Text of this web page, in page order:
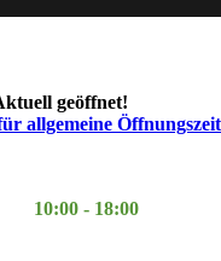
geöffnet!
allgemeine
10:00 - 18:00